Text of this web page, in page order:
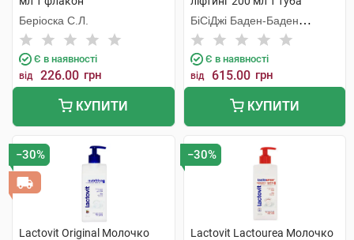
Беріоска С.Л.
Є в наявності
від 226.00 грн
КУПИТИ
БіСіДжі Баден-Баден
Косметікс Груп Гмбх
Є в наявності
від 615.00 грн
КУПИТИ
−30%
Lactovit Original Молочко
−30%
Lactovit Lactourea Молочко